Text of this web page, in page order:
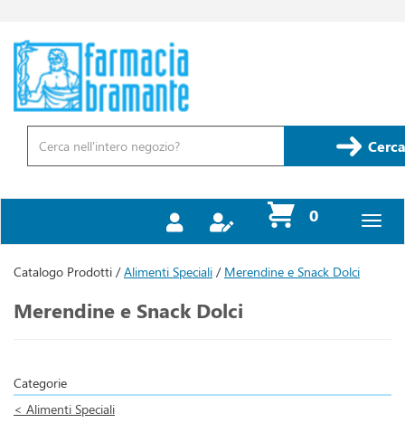
contenuto
principale
Farmacia
Bramante
Prodotto
0prodotti
inseriti
Catalogo Prodotti /Alimenti Speciali / Merendine e Snack Dolci
Merendine e Snack Dolci
Categorie
< Alimenti Speciali